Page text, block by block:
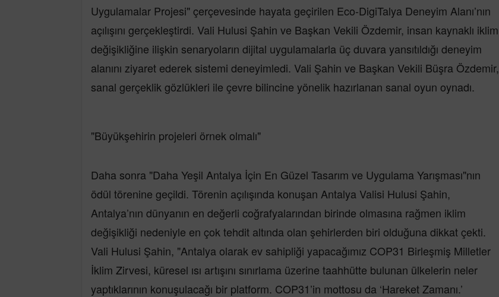
Uygulamalar Projesi" çerçevesinde hayata geçirilen Eco-DigiTalya Deneyim Alanı’nın
açılışını gerçekleştirdi. Vali Hulusi Şahin ve Başkan Vekili Özdemir, insan kaynaklı iklim
değişikliğine ilişkin senaryoların dijital uygulamalarla üç duvara yansıtıldığı deneyim
alanını ziyaret ederek sistemi deneyimledi. Vali Şahin ve Başkan Vekili Büşra Özdemir,
sanal gerçeklik gözlükleri ile çevre bilincine yönelik hazırlanan sanal oyun oynadı.
"Büyükşehirin projeleri örnek olmalı"
Daha sonra "Daha Yeşil Antalya İçin En Güzel Tasarım ve Uygulama Yarışması"nın
ödül törenine geçildi. Törenin açılışında konuşan Antalya Valisi Hulusi Şahin,
Antalya’nın dünyanın en değerli coğrafyalarından birinde olmasına rağmen iklim
değişikliği nedeniyle en çok tehdit altında olan şehirlerden biri olduğuna dikkat çekti.
Vali Hulusi Şahin, "Antalya olarak ev sahipliği yapacağımız COP31 Birleşmiş Milletler
İklim Zirvesi, küresel ısı artışını sınırlama üzerine taahhütte bulunan ülkelerin neler
yaptıklarının konuşulacağı bir platform. COP31’in mottosu da ‘Hareket Zamanı.’